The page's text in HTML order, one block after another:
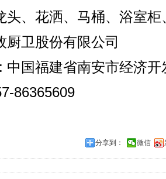
头、花洒、马桶、浴室柜
厨卫股份有限公司
中国福建省南安市经济
86365609
分享到： 微信